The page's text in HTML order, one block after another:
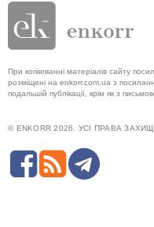
При копіюванні матеріалів сайту
розміщені на enkorr.com.ua з
подальшій публікації, крім як з
© ENKORR 2026. УСІ ПРАВА